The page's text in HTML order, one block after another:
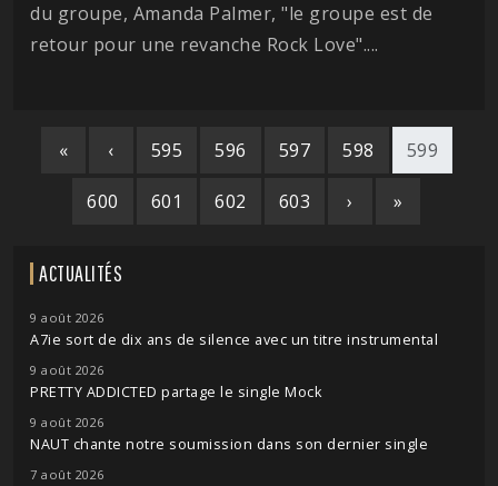
du groupe, Amanda Palmer, "le groupe est de
retour pour une revanche Rock Love"....
« ‹ 595 596 597 598 599
600 601 602 603 › »
ACTUALITÉS
9 août 2026
A7ie sort de dix ans de silence avec un titre instrumental
9 août 2026
PRETTY ADDICTED partage le single Mock
9 août 2026
NAUT chante notre soumission dans son dernier single
7 août 2026